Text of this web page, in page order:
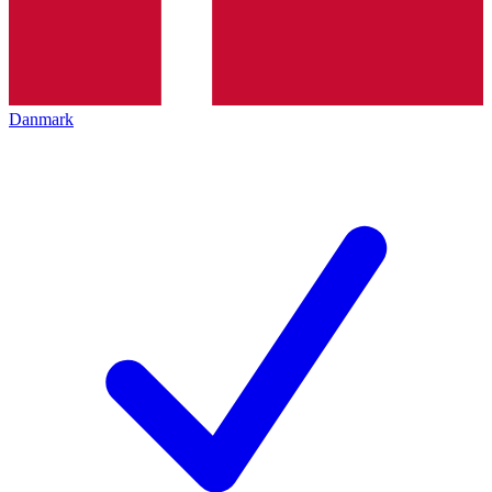
Danmark